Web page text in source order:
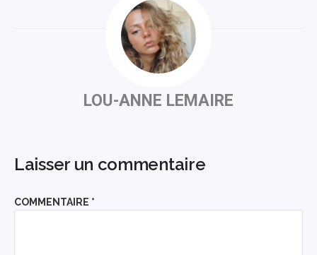
LOU-ANNE LEMAIRE
Laisser un commentaire
COMMENTAIRE *